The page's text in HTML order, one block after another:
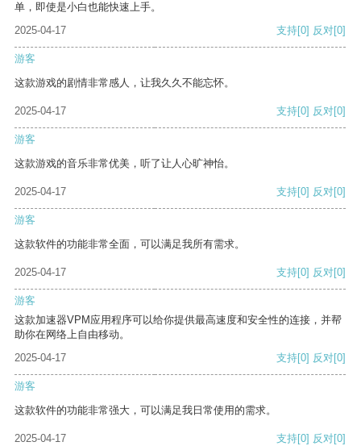
单，即使是小白也能快速上手。
2025-04-17
支持[0] 反对[0]
游客
这款游戏的剧情非常感人，让我久久不能忘怀。
2025-04-17 支持[0] 反对[0]
游客
这款游戏的音乐非常优美，听了让人心旷神怡。
2025-04-17 支持[0] 反对[0]
游客
这款软件的功能非常全面，可以满足我所有需求。
2025-04-17 支持[0] 反对[0]
游客
这款加速器VPM应用程序可以给你提供最高速度和安全性的连接，并帮
助你在网络上自由移动。
2025-04-17
支持[0] 反对[0]
游客
这款软件的功能非常强大，可以满足我日常使用的需求。
2025-04-17 支持[0] 反对[0]